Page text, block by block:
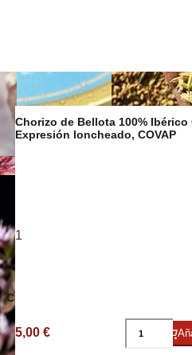
Caviar
Chorizo de Bellota 100% Ibérico
Expresión loncheado, COVAP
1
5,00 €